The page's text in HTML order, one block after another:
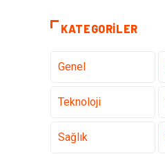
KATEGORILER
Genel
Teknoloji
Sağlık